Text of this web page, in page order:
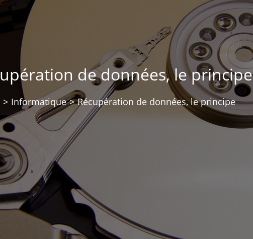
de données, le principe
> Informatique > Récupération de données, le principe